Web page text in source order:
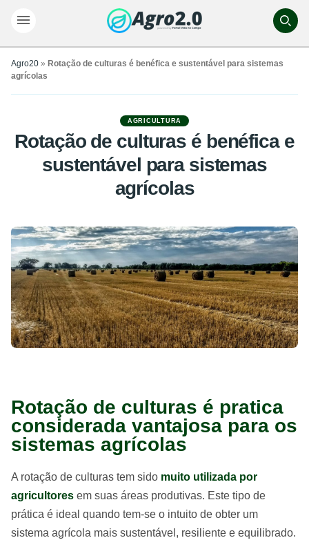
Agro20 » Rotação de culturas é benéfica e sustentável para sistemas
agrícolas
AGRICULTURA
Rotação de culturas é benéfica e
sustentável para sistemas
agrícolas
Rotação de culturas é pratica
considerada vantajosa para os
sistemas agrícolas
A rotação de culturas tem sido muito utilizada por
agricultores em suas áreas produtivas. Este tipo de
prática é ideal quando tem-se o intuito de obter um
sistema agrícola mais sustentável, resiliente e equilibrado.